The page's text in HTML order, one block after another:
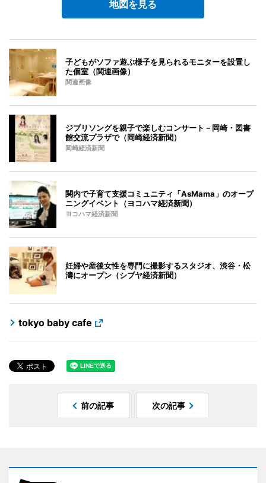
地図を見る
子どもがソファ遊ぶ様子を見られるモニターを設置し
た個室（関連画像）
関連画像
ジブリソングを親子で楽しむコンサート－岡崎・図書
館交流プラザで（岡崎経済新聞）
岡崎経済新聞
関内で子育て支援コミュニティ「AsMama」のオープ
ニングイベント（ヨコハマ経済新聞）
ヨコハマ経済新聞
妊婦や産後女性を専門に撮影するスタジオ、渋谷・松
濤にオープン（シブヤ経済新聞）
tokyo baby cafe
前の記事 次の記事